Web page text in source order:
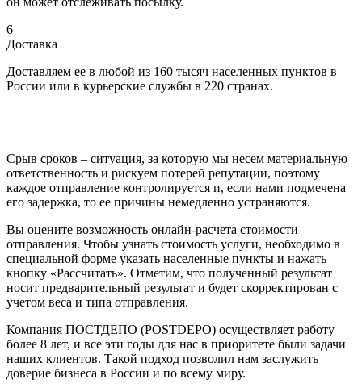
6
Доставка
Доставляем ее в любой из 160 тысяч населенных пунктов в
России или в курьерские службы в 220 странах.
Срыв сроков – ситуация, за которую мы несем материальную
ответственность и рискуем потерей репутации, поэтому
каждое отправление контролируется и, если нами подмечена
его задержка, то ее причины немедленно устраняются.
Вы оцените возможность онлайн-расчета стоимости
отправления. Чтобы узнать стоимость услуги, необходимо в
специальной форме указать населенные пункты и нажать
кнопку «Рассчитать». Отметим, что полученный результат
носит предварительный результат и будет скорректирован с
учетом веса и типа отправления.
Компания ПОСТДЕПО (POSTDEPO) осуществляет работу
более 8 лет, и все эти годы для нас в приоритете были задачи
наших клиентов. Такой подход позволил нам заслужить
доверие бизнеса в России и по всему миру.